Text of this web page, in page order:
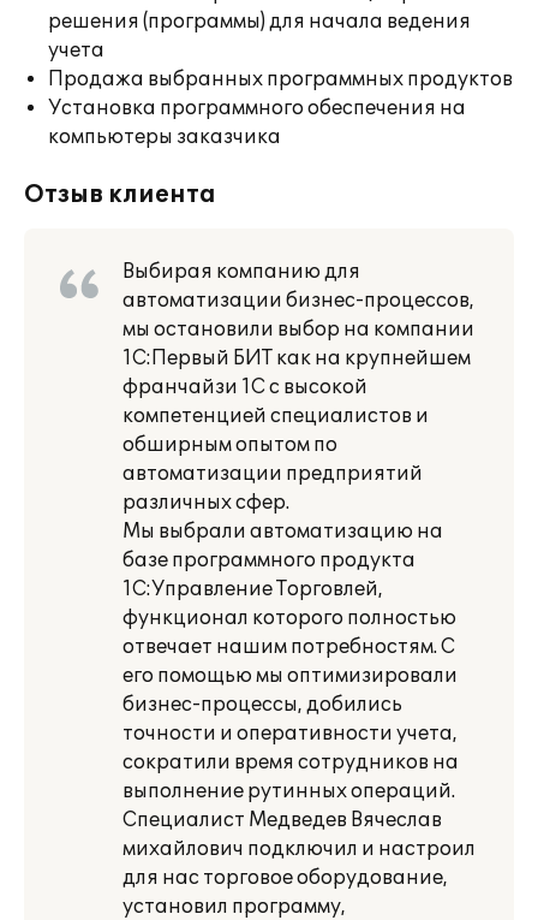
решения (программы) для начала ведения
учета
Продажа выбранных программных продуктов
Установка программного обеспечения на
компьютеры заказчика
Отзыв клиента
Выбирая компанию для
автоматизации бизнес-процессов,
мы остановили выбор на компании
1С:Первый БИТ как на крупнейшем
франчайзи 1С с высокой
компетенцией специалистов и
обширным опытом по
автоматизации предприятий
различных сфер.
Мы выбрали автоматизацию на
базе программного продукта
1С:Управление Торговлей,
функционал которого полностью
отвечает нашим потребностям. С
его помощью мы оптимизировали
бизнес-процессы, добились
точности и оперативности учета,
сократили время сотрудников на
выполнение рутинных операций.
Специалист Медведев Вячеслав
михайлович подключил и настроил
для нас торговое оборудование,
установил программу,